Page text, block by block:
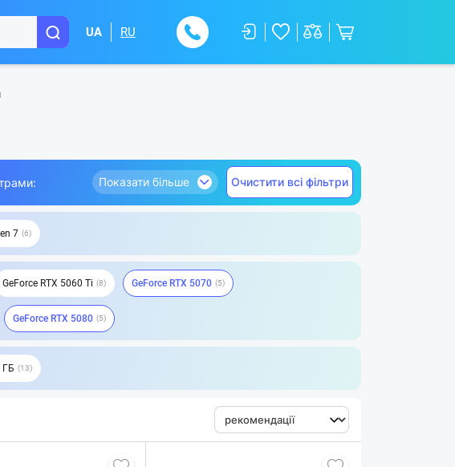
UA RU
Показати більше Очистити всі фільтри
7 6
GeForce RTX 5060 Ti 8 GeForce RTX 5070 5
GeForce RTX 5080 5
ГБ 13